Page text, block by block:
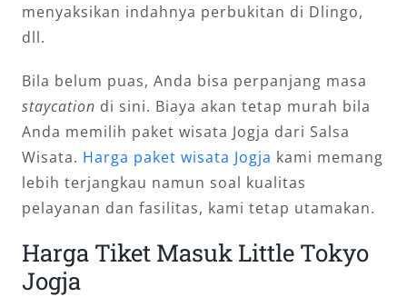
menyaksikan indahnya perbukitan di Dlingo,
dll.
Bila belum puas, Anda bisa perpanjang masa
staycation di sini. Biaya akan tetap murah bila
Anda memilih paket wisata Jogja dari Salsa
Wisata. Harga paket wisata Jogja kami memang
lebih terjangkau namun soal kualitas
pelayanan dan fasilitas, kami tetap utamakan.
Harga Tiket Masuk Little Tokyo
Jogja